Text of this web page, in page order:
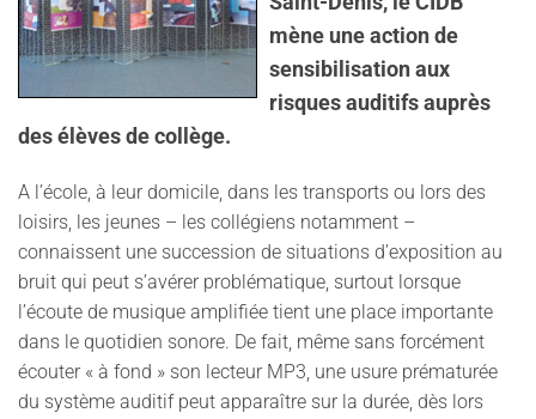
mène une action de
sensibilisation aux
risques auditifs auprès
des élèves de collège.
A l’école, à leur domicile, dans les transports ou lors des
loisirs, les jeunes – les collégiens notamment –
connaissent une succession de situations d’exposition au
bruit qui peut s’avérer problématique, surtout lorsque
l’écoute de musique amplifiée tient une place importante
dans le quotidien sonore. De fait, même sans forcément
écouter « à fond » son lecteur MP3, une usure prématurée
du système auditif peut apparaître sur la durée, dès lors